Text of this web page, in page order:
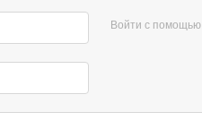
Войти с помощью